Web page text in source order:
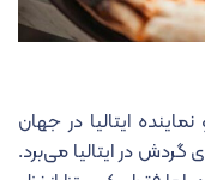
ایتالیا در جهان
گردش در ایتالیا می‌برد.